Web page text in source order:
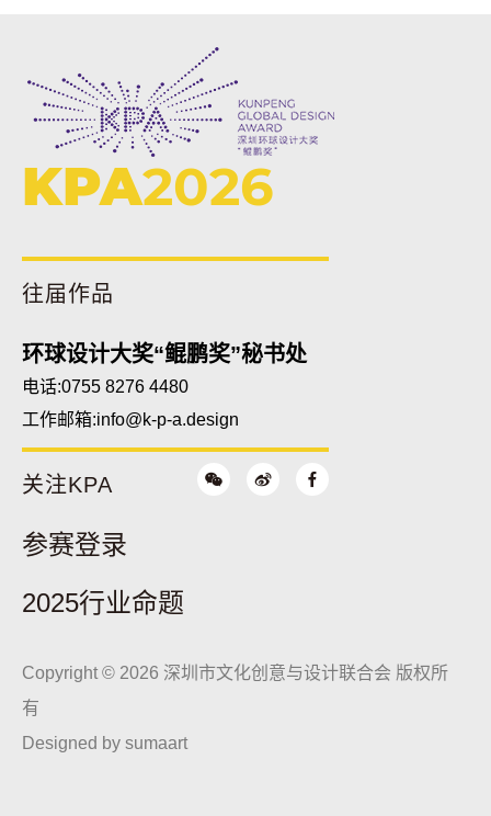
KPA2026
往届作品
环球设计大奖“鲲鹏奖”秘书处
电话:0755 8276 4480
工作邮箱:info@k-p-a.design
关注KPA
参赛登录
2025行业命题
Copyright © 2026 深圳市文化创意与设计联合会 版权所
有
Designed by sumaart